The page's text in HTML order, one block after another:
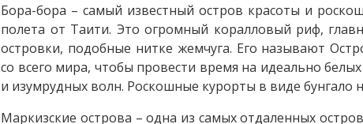
Бора-бора – самый известный остров красоты и
полета от Таити. Это огромный коралловый риф,
островки, подобные нитке жемчуга. Его называют
со всего мира, чтобы провести время на идеально
и изумрудных волн. Роскошные курорты в виде бунгало
Маркизские острова – одна из самых отдаленных